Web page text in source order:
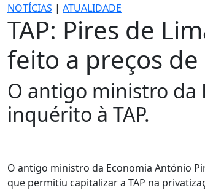
NOTÍCIAS | ATUALIDADE
TAP: Pires de
feito a preços
O antigo ministro da
inquérito à TAP.
O antigo ministro da Economia António
que permitiu capitalizar a TAP na